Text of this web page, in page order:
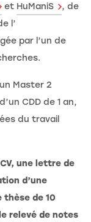
et HuManiS
, de
l’
par l’un de
Master 2
CDD de 1 an,
du travail
une lettre de
d’une
thèse de 10
relevé de notes